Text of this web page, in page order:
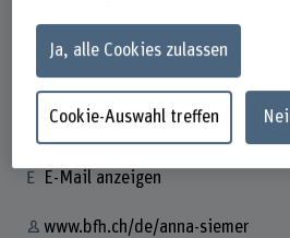
Kontakt
+41 31 848 31 05
E-Mail anzeigen
www.bfh.ch/de/anna-siemer
Ja, alle Cookies zulassen
Cookie-Auswahl treffen